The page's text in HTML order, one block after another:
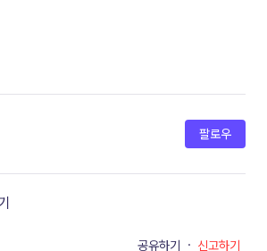
팔로우
공유하기 · 신고하기